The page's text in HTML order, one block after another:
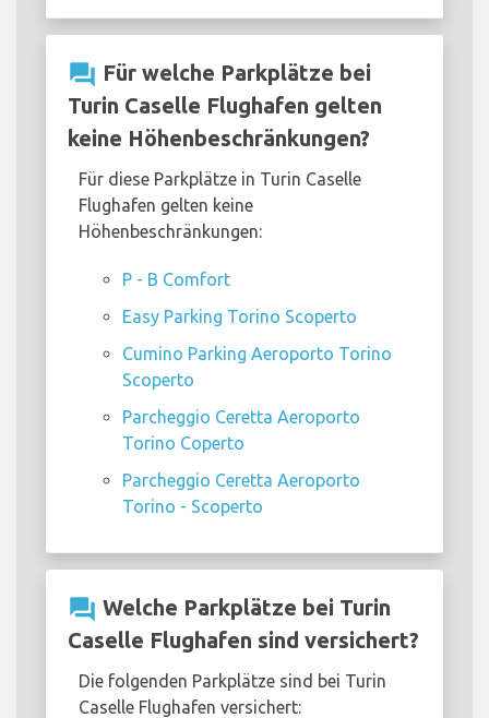
question_answer Für welche Parkplätze bei
Turin Caselle Flughafen gelten
keine Höhenbeschränkungen?
Für diese Parkplätze in Turin Caselle
Flughafen gelten keine
Höhenbeschränkungen:
P - B Comfort
Easy Parking Torino Scoperto
Cumino Parking Aeroporto Torino
Scoperto
Parcheggio Ceretta Aeroporto
Torino Coperto
Parcheggio Ceretta Aeroporto
Torino - Scoperto
question_answer Welche Parkplätze bei Turin
Caselle Flughafen sind versichert?
Die folgenden Parkplätze sind bei Turin
Caselle Flughafen versichert: